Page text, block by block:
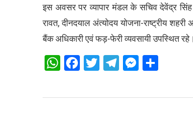
इस अवसर पर व्यापार मंडल के सचिव देवेंद्र सिंह
रावत, दीनदयाल अंत्योदय योजना-राष्ट्रीय
बैंक अधिकारी एवं फड़-फेरी व्यवसायी उपस्थित रहे।
WhatsApp
Facebook
Twitter
Telegram